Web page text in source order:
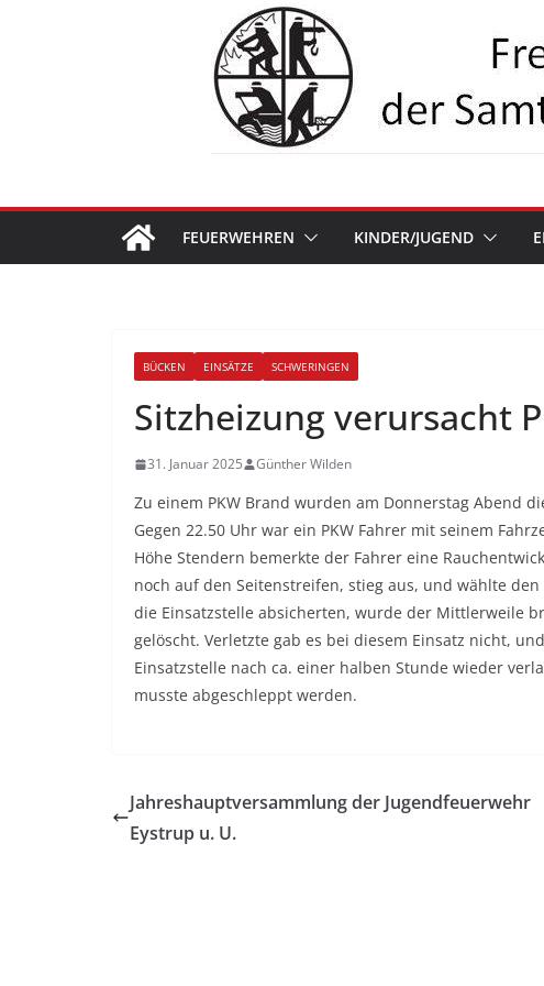
FEUERWEHREN KINDER/JUGEND
BÜCKEN EINSÄTZE SCHWERINGEN
Sitzheizung verursacht
31. Januar 2025 Günther Wilden
Zu einem PKW Brand wurden am Donnerstag Abend
Gegen 22.50 Uhr war ein PKW Fahrer mit seinem
Höhe Stendern bemerkte der Fahrer eine
noch auf den Seitenstreifen, stieg aus, und wählte
die Einsatzstelle absicherten, wurde der Mittlerweile
gelöscht. Verletzte gab es bei diesem Einsatz nicht,
Einsatzstelle nach ca. einer halben Stunde wieder
musste abgeschleppt werden.
Jahreshauptversammlung der Jugendfeuerwehr
Eystrup u. U.